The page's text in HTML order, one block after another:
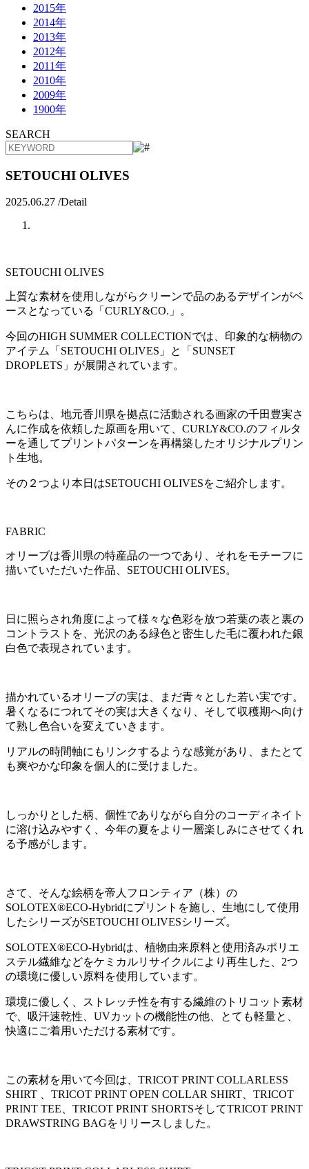
2015年
2014年
2013年
2012年
2011年
2010年
2009年
1900年
SEARCH
SETOUCHI OLIVES
2025.06.27 /Detail
SETOUCHI OLIVES
上質な素材を使用しながらクリーンで品のあるデザインがベ
ースとなっている「CURLY&CO.」。
今回のHIGH SUMMER COLLECTIONでは、印象的な柄物の
アイテム「SETOUCHI OLIVES」と「SUNSET
DROPLETS」が展開されています。
こちらは、地元香川県を拠点に活動される画家の千田豊実さ
んに作成を依頼した原画を用いて、CURLY&CO.のフィルタ
ーを通してプリントパターンを再構築したオリジナルプリン
ト生地。
その２つより本日はSETOUCHI OLIVESをご紹介します。
FABRIC
オリーブは香川県の特産品の一つであり、それをモチーフに
描いていただいた作品、SETOUCHI OLIVES。
日に照らされ角度によって様々な色彩を放つ若葉の表と裏の
コントラストを、光沢のある緑色と密生した毛に覆われた銀
白色で表現されています。
描かれているオリーブの実は、まだ青々とした若い実です。
暑くなるにつれてその実は大きくなり、そして収穫期へ向け
て熟し色合いを変えていきます。
リアルの時間軸にもリンクするような感覚があり、またとて
も爽やかな印象を個人的に受けました。
しっかりとした柄、個性でありながら自分のコーディネイト
に溶け込みやすく、今年の夏をより一層楽しみにさせてくれ
る予感がします。
さて、そんな絵柄を帝人フロンティア（株）の
SOLOTEX®ECO-Hybridにプリントを施し、生地にして使用
したシリーズがSETOUCHI OLIVESシリーズ。
SOLOTEX®ECO-Hybridは、植物由来原料と使用済みポリエ
ステル繊維などをケミカルリサイクルにより再生した、2つ
の環境に優しい原料を使用しています。
環境に優しく、ストレッチ性を有する繊維のトリコット素材
で、吸汗速乾性、UVカットの機能性の他、とても軽量と、
快適にご着用いただける素材です。
この素材を用いて今回は、TRICOT PRINT COLLARLESS
SHIRT 、TRICOT PRINT OPEN COLLAR SHIRT、TRICOT
PRINT TEE、TRICOT PRINT SHORTSそしてTRICOT PRINT
DRAWSTRING BAGをリリースしました。